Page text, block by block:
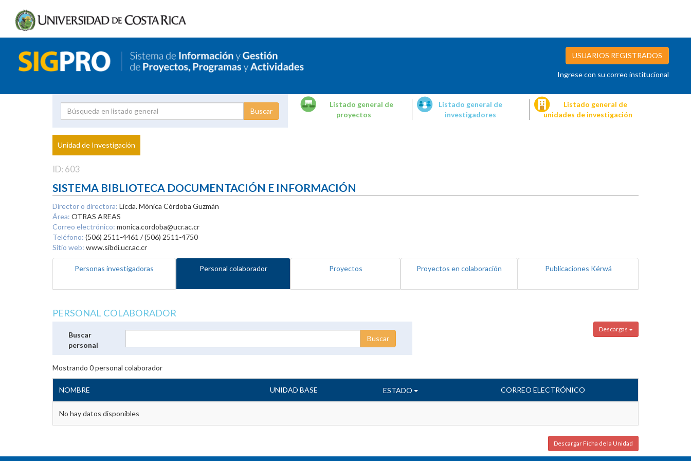
USUARIOS REGISTRADOS
Ingrese con su correo institucional
Proyecto
Investigador
Listado general de
proyectos
Listado general de
investigadores
Listado general de
unidades de investigación
Unidad de Investigación
ID: 603
SISTEMA BIBLIOTECA DOCUMENTACIÓN E INFORMACIÓN
Director o directora: Licda. Mónica Córdoba Guzmán
Área: OTRAS AREAS
Correo electrónico: monica.cordoba@ucr.ac.cr
Teléfono: (506) 2511-4461 / (506) 2511-4750
Sitio web: www.sibdi.ucr.ac.cr
Personas investigadoras Personal colaborador Proyectos Proyectos en colaboración Publicaciones Kérwá
PERSONAL COLABORADOR
Descargas
Buscar
personal
Mostrando 0personal colaborador
NOMBRE UNIDAD BASE ESTADO CORREO ELECTRÓNICO
No hay datos disponibles
Descargar Ficha de la Unidad